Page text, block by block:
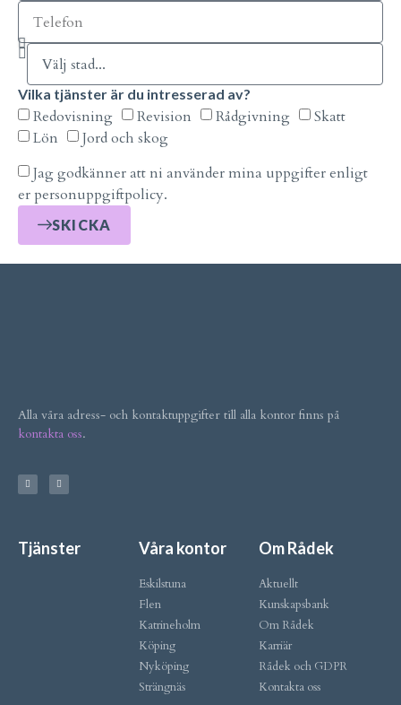
Vilka tjänster är du intresserad av?
Redovisning Revision Rådgivning
Skatt
Lön
Jord och skog
Jag godkänner att ni använder mina uppgifter enligt
er personuppgiftpolicy.
SKICKA
Alla våra adress- och kontaktuppgifter till alla kontor finns på
kontakta oss.
Tjänster Våra kontor
Eskilstuna
Flen
Katrineholm
Köping
Nyköping
Strängnäs
Om Rådek
Aktuellt
Kunskapsbank
Om Rådek
Karriär
Rådek och GDPR
Kontakta oss